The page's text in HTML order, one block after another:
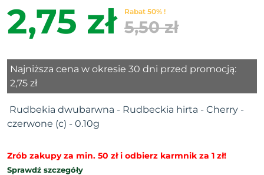
2,75 zł Rabat 50% !
5,50 zł
Najniższa cena w okresie 30 dni przed promocją:
2,75 zł
Rudbekia dwubarwna - Rudbeckia hirta - Cherry -
czerwone (c) - 0.10g
Zrób zakupy za min. 50 zł i odbierz karmnik za 1 zł!
Sprawdź szczegóły